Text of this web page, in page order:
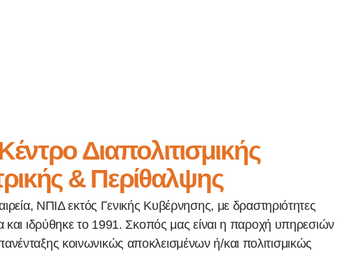
Διαπολιτισμικής
& Περίθαλψης
ΝΠΙΔ εκτός Γενικής Κυβέρνησης, με δραστηριότητες
και ιδρύθηκε το 1991. Σκοπός μας είναι η παροχή υπηρεσιών
κοινωνικώς αποκλεισμένων ή/και πολιτισμικώς